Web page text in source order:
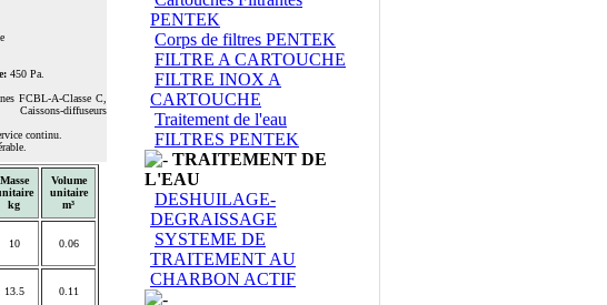
450 Pa.
FCBL-A-Classe C,
diffuseurs
continu.
Masse
kg
Volume
unitaire
m³
10 0.06
13.5 0.11
PENTEK
Corps de filtres PENTEK
FILTRE A CARTOUCHE
FILTRE INOX A
CARTOUCHE
Traitement de l'eau
FILTRES PENTEK
TRAITEMENT DE
L'EAU
DESHUILAGE-
DEGRAISSAGE
SYSTEME DE
TRAITEMENT AU
CHARBON ACTIF